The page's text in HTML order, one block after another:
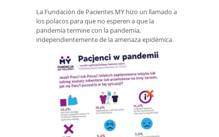
La Fundación de Pacientes MY hizo un llamado a
los polacos para que no esperen a que la
pandemia termine con la pandemia,
independientemente de la amenaza epidémica.